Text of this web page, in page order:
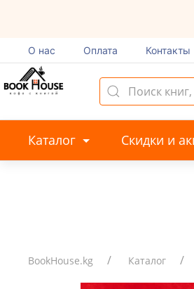
О нас Оплата Контакты
Каталог Скидки и
BookHouse.kg Каталог